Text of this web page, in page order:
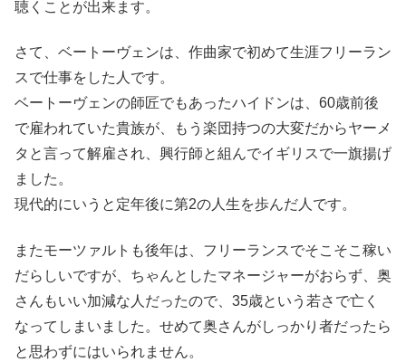
聴くことが出来ます。
さて、ベートーヴェンは、作曲家で初めて生涯フリーラン
スで仕事をした人です。
ベートーヴェンの師匠でもあったハイドンは、60歳前後
で雇われていた貴族が、もう楽団持つの大変だからヤーメ
タと言って解雇され、興行師と組んでイギリスで一旗揚げ
ました。
現代的にいうと定年後に第2の人生を歩んだ人です。
またモーツァルトも後年は、フリーランスでそこそこ稼い
だらしいですが、ちゃんとしたマネージャーがおらず、奥
さんもいい加減な人だったので、35歳という若さで亡く
なってしまいました。せめて奥さんがしっかり者だったら
と思わずにはいられません。